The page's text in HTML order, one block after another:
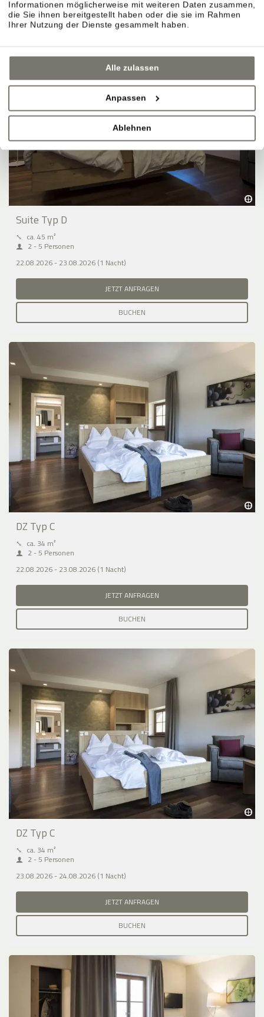
Informationen möglicherweise mit weiteren Daten zusammen,
die Sie ihnen bereitgestellt haben oder die sie im Rahmen
Ihrer Nutzung der Dienste gesammelt haben.
Alle zulassen
Anpassen
Ablehnen
BUCHEN
Suite Typ D
⤡ ca. 45 m²
2 - 5 Personen
22.08.2026 - 23.08.2026 (1 Nacht)
JETZT ANFRAGEN
BUCHEN
DZ Typ C
⤡ ca. 34 m²
2 - 5 Personen
22.08.2026 - 23.08.2026 (1 Nacht)
JETZT ANFRAGEN
BUCHEN
DZ Typ C
⤡ ca. 34 m²
2 - 5 Personen
23.08.2026 - 24.08.2026 (1 Nacht)
JETZT ANFRAGEN
BUCHEN